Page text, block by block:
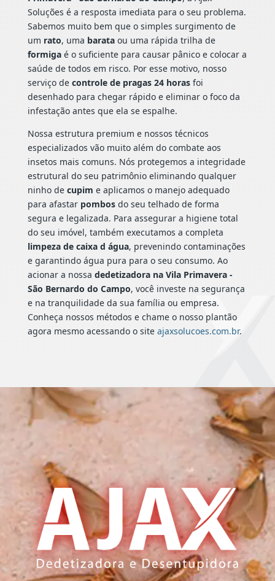
Soluções é a resposta imediata para o seu problema.
Sabemos muito bem que o simples surgimento de
um rato, uma barataou uma rápida trilha de
formigaé o suficiente para causar pânico e colocar a
saúde de todos em risco. Por esse motivo, nosso
serviço de controle de pragas 24 horasfoi
desenhado para chegar rápido e eliminar o foco da
infestação antes que ela se espalhe.
Nossa estrutura premium e nossos técnicos
especializados vão muito além do combate aos
insetos mais comuns. Nós protegemos a integridade
estrutural do seu patrimônio eliminando qualquer
ninho de cupim e aplicamos o manejo adequado
para afastar pombosdo seu telhado de forma
segura e legalizada. Para assegurar a higiene total
do seu imóvel, também executamos a completa
limpeza de caixa d água, prevenindo contaminações
e garantindo água pura para o seu consumo. Ao
acionar a nossa dedetizadora na Vila Primavera -
São Bernardo do Campo, você investe na segurança
e na tranquilidade da sua família ou empresa.
Conheça nossos métodos e chame o nosso plantão
agora mesmo acessando o site ajaxsolucoes.com.br.